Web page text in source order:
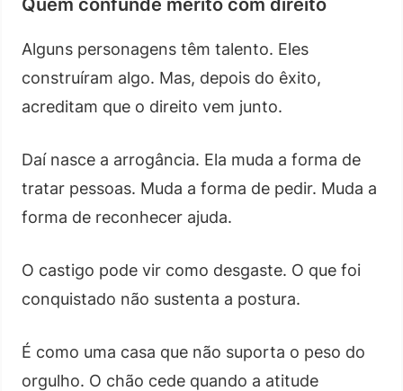
Quem confunde mérito com direito
Alguns personagens têm talento. Eles
construíram algo. Mas, depois do êxito,
acreditam que o direito vem junto.
Daí nasce a arrogância. Ela muda a forma de
tratar pessoas. Muda a forma de pedir. Muda a
forma de reconhecer ajuda.
O castigo pode vir como desgaste. O que foi
conquistado não sustenta a postura.
É como uma casa que não suporta o peso do
orgulho. O chão cede quando a atitude